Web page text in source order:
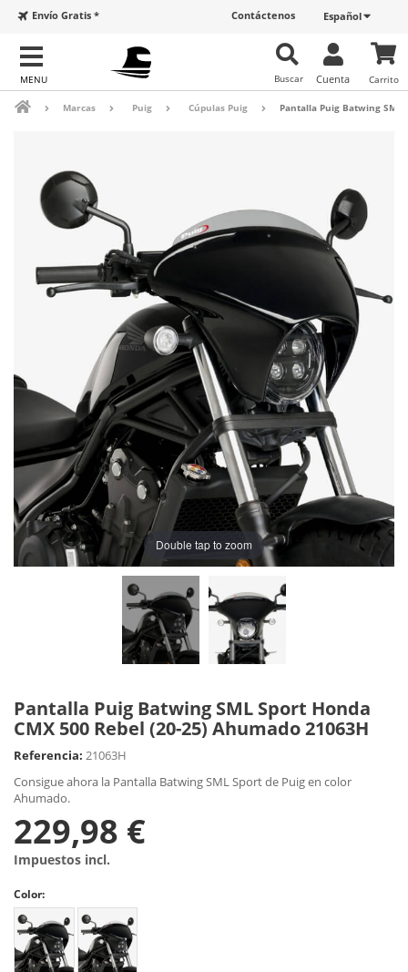
Español
Contáctenos
Envío Gratis *
Carrito
Cuenta
Buscar
Marcas Puig Cúpulas Puig Pantalla Puig Batwing SML
Double tap to zoom
Pantalla Puig Batwing SML Sport Honda
CMX 500 Rebel (20-25) Ahumado 21063H
Referencia: 21063H
Consigue ahora la Pantalla Batwing SML Sport de Puig en color
Ahumado.
229,98 €
Impuestos incl.
Color: